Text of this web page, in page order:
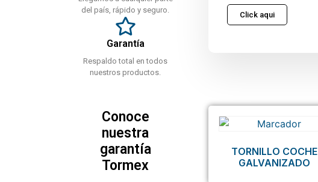
del país, rápido y seguro.
Garantía
Respaldo total en todos
nuestros productos.
Conoce
nuestra
garantía
Tormex
Click aqui
TORNILLO COCHE
GALVANIZADO